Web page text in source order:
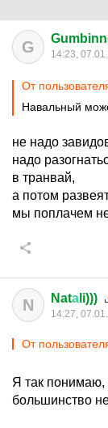
G 14:23,
От
Навальный
не надо
надо
в транвай,
а потом
мы поплачем
N Natа li)))
14:27,
От
Я так понимаю,
большинство